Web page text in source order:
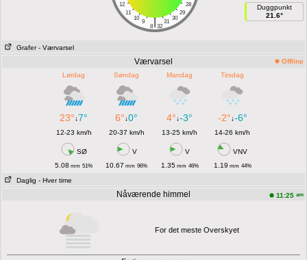
12
28
11
29
10
30
9 31
|
8 32
Duggpunkt
21.6°
Grafer - Værvarsel
Værvarsel
Offline
Lørdag
Søndag Mandag Tirsdag
23°↓7° 6°↓0° 4°↓-3° -2°↓-6°
12-23 km/h 20-37 km/h 13-25 km/h 14-26 km/h
SØ V V
VNV
5.08 mm 51% 10.67 mm 96% 1.35mm 46% 1.19 mm 44%
Daglig - Hver time
Nåværende himmel 11:25 am
For det meste Overskyet